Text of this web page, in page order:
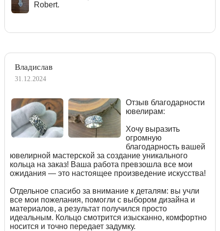
Robert.
Владислав
31.12.2024
Отзыв благодарности
ювелирам:
Хочу выразить
огромную
благодарность вашей
ювелирной мастерской за создание уникального
кольца на заказ! Ваша работа превзошла все мои
ожидания — это настоящее произведение искусства!
Отдельное спасибо за внимание к деталям: вы учли
все мои пожелания, помогли с выбором дизайна и
материалов, а результат получился просто
идеальным. Кольцо смотрится изысканно, комфортно
носится и точно передает задумку.